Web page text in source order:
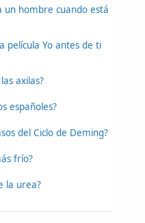
un hombre cuando está
película Yo antes de ti
axilas?
españoles?
del Ciclo de Deming?
frío?
la urea?